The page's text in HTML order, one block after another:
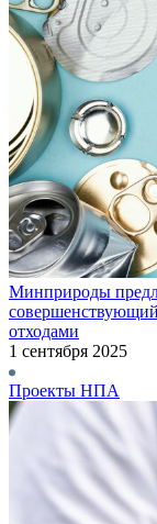
Минприроды
отходами
1 сентября 2025
Проекты НПА